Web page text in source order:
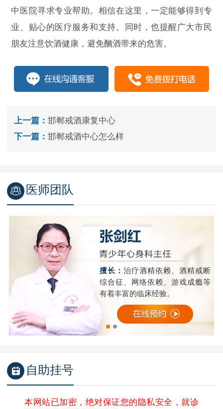
中医院寻求专业帮助。相信在这里，一定能够得到专
业、贴心的医疗服务和支持。同时，也提醒广大市民
朋友注意饮酒健康，避免酗酒带来的危害。
上一篇： 邯郸戒酒康复中心
下一篇： 邯郸戒酒中心怎么样
医师团队
擅长：治疗酒精依赖、酒精戒断
综合征、网络依赖、游戏成瘾等
有着丰富的临床经验。
自助挂号
本网站已加密，绝对保证您的隐私安全，就诊